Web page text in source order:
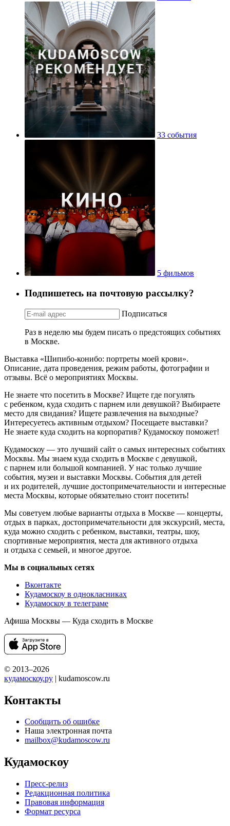
33 события
5 фильмов
Подпишетесь на почтовую рассылку?
Подписаться
Раз в неделю мы будем писать о предстоящих событиях
в Москве.
Выставка «Шипибо-конибо: портреты моей крови».
Описание, дата проведения, режим работы, фотографии и
отзывы. Всё о мероприятиях Москвы.
Не знаете что посетить в Москве? Ищете где погулять
с ребенком, куда сходить с парнем или девушкой? Выбираете
место для свидания? Ищете развлечения на выходные?
Интересуетесь активным отдыхом? Посещаете выставки?
Не знаете куда сходить на корпоратив? Кудамоскоу поможет!
Кудамоскоу — это лучший сайт о самых интересных событиях
Москвы. Мы знаем куда сходить в Москве с девушкой,
с парнем или большой компанией. У нас только лучшие
события, музеи и выставки Москвы. События для детей
и их родителей, лучшие достопримечательности и интересные
места Москвы, которые обязательно стоит посетить!
Мы советуем любые варианты отдыха в Москве — концерты,
отдых в парках, достопримечательности для экскурсий, места,
куда можно сходить с ребенком, выставки, театры, шоу,
спортивные мероприятия, места для активного отдыха
и отдыха с семьей, и многое другое.
Мы в социальных сетях
Вконтакте
Кудамоскоу в однокласниках
Кудамоскоу в телеграме
Афиша Москвы — Куда сходить в Москве
© 2013–2026
кудамоскоу.ру | kudamoscow.ru
Контакты
Сообщить об ошибке
Наша электронная почта
mailbox@kudamoscow.ru
Кудамоскоу
Пресс-релиз
Редакционная политика
Правовая информация
Формат ресурса